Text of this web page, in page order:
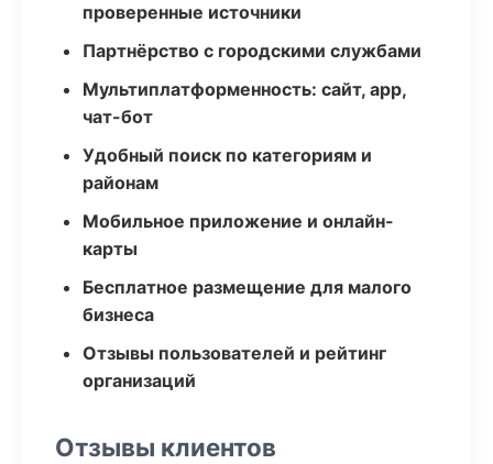
проверенные источники
Партнёрство с городскими службами
Мультиплатформенность: сайт, app,
чат-бот
Удобный поиск по категориям и
районам
Мобильное приложение и онлайн-
карты
Бесплатное размещение для малого
бизнеса
Отзывы пользователей и рейтинг
организаций
Отзывы клиентов